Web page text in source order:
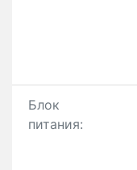
Блок
питания: